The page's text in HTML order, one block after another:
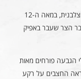
בשמורה קיימים שרידים של מצודה מהתקופה הצלבנית, במאה ה-12
הצר שעבר באפיק
הגבעה פורחים מאות
החצבים על רקע